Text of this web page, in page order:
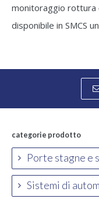
monitoraggio rottura
disponibile in SMCS
categorie prodotto
Porte stagne e
Sistemi di